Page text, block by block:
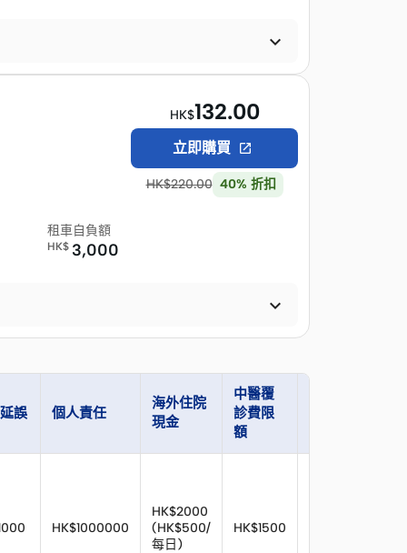

HK$132.00
立即購買 
HK$220.00 40% 折扣
租車自負額
HK$ 3,000

誤 個人責任
海外住院
現金
中醫覆
診費限
額
HK$1000000
HK$2000
(HK$500/
每日)
HK$1500